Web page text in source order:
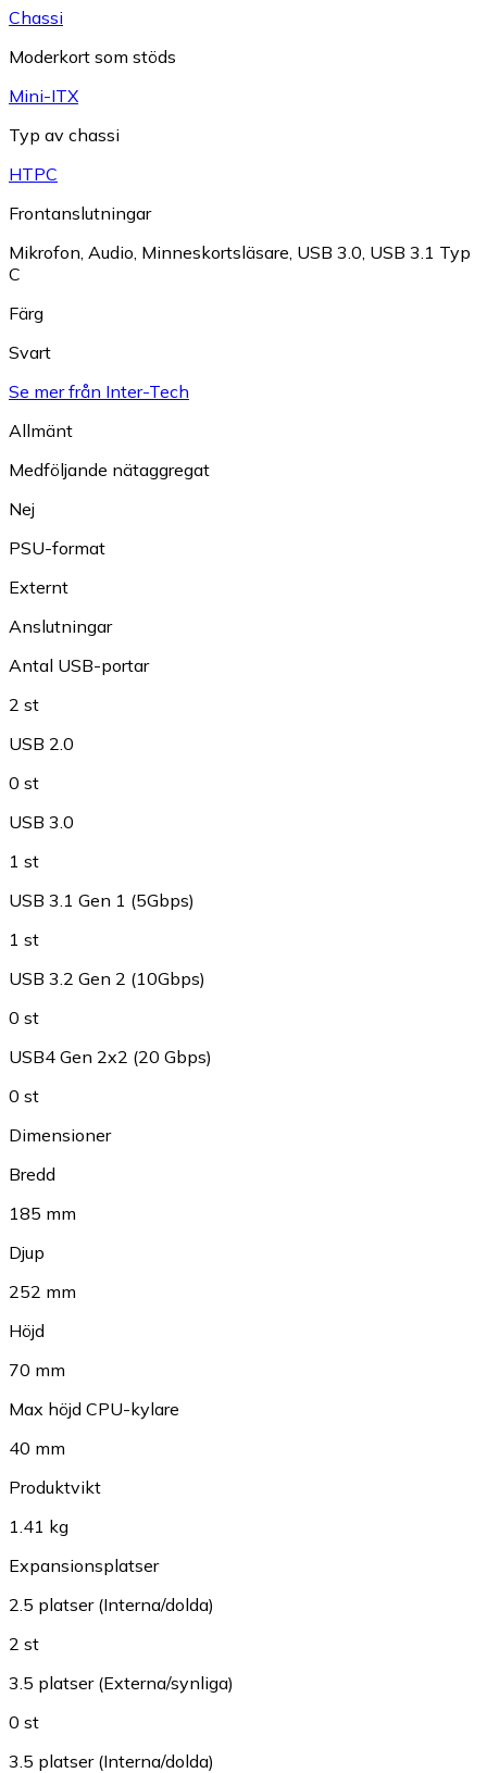
Chassi
Moderkort som stöds
Mini-ITX
Typ av chassi
HTPC
Frontanslutningar
Mikrofon Audio Minneskortsläsare USB 3.0 USB 3.1 Typ
C
Färg
Svart
Se mer från Inter-Tech
Allmänt
Medföljande nätaggregat
Nej
PSU-format
Externt
Anslutningar
Antal USB-portar
2 st
USB 2.0
0 st
USB 3.0
1 st
USB 3.1 Gen 1 (5Gbps)
1 st
USB 3.2 Gen 2 (10Gbps)
0 st
USB4 Gen 2x2 (20 Gbps)
0 st
Dimensioner
Bredd
185 mm
Djup
252 mm
Höjd
70 mm
Max höjd CPU-kylare
40 mm
Produktvikt
1.41 kg
Expansionsplatser
2.5 platser (Interna/dolda)
2 st
3.5 platser (Externa/synliga)
0 st
3.5 platser (Interna/dolda)